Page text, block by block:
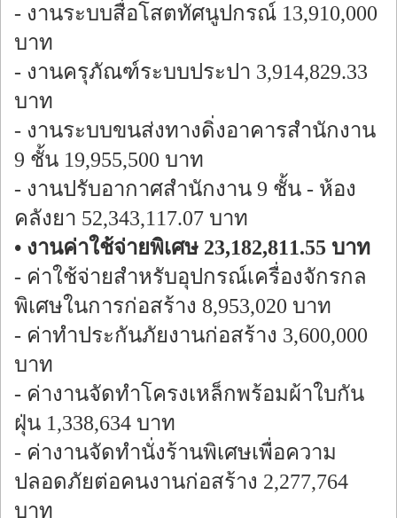
- งานระบบสื่อโสตทัศนูปกรณ์ 13,910,000
บาท
- งานครุภัณฑ์ระบบประปา 3,914,829.33
บาท
- งานระบบขนส่งทางดิ่งอาคารสำนักงาน
9 ชั้น 19,955,500 บาท
- งานปรับอากาศสำนักงาน 9 ชั้น - ห้อง
คลังยา 52,343,117.07 บาท
• งานค่าใช้จ่ายพิเศษ 23,182,811.55 บาท
- ค่าใช้จ่ายสำหรับอุปกรณ์เครื่องจักรกล
พิเศษในการก่อสร้าง 8,953,020 บาท
- ค่าทำประกันภัยงานก่อสร้าง 3,600,000
บาท
- ค่างานจัดทำโครงเหล็กพร้อมผ้าใบกัน
ฝุ่น 1,338,634 บาท
- ค่างานจัดทำนั่งร้านพิเศษเพื่อความ
ปลอดภัยต่อคนงานก่อสร้าง 2,277,764
บาท